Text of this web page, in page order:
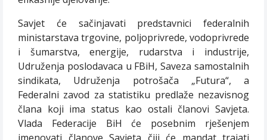
Savjet će sačinjavati predstavnici federalnih
ministarstava trgovine, poljoprivrede, vodoprivrede
i šumarstva, energije, rudarstva i industrije,
Udruženja poslodavaca u FBiH, Saveza samostalnih
sindikata, Udruženja potrošača „Futura“, a
Federalni zavod za statistiku predlaže nezavisnog
člana koji ima status kao ostali članovi Savjeta.
Vlada Federacije BiH će posebnim rješenjem